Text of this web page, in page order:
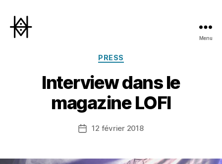
Menu
Catégories
PRESS
Interview dans le
magazine LOFI
Date12 février 2018